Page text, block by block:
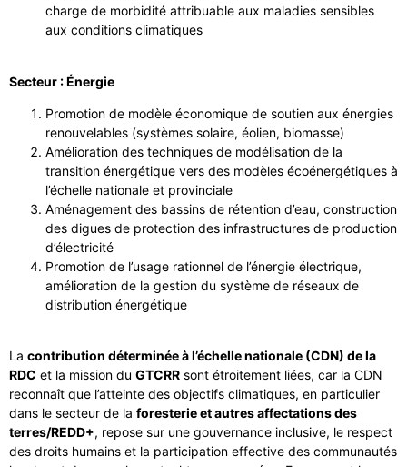
charge de morbidité attribuable aux maladies sensibles
aux conditions climatiques
Secteur : Énergie
Promotion de modèle économique de soutien aux énergies
renouvelables (systèmes solaire, éolien, biomasse)
Amélioration des techniques de modélisation de la
transition énergétique vers des modèles écoénergétiques à
l’échelle nationale et provinciale
Aménagement des bassins de rétention d’eau, construction
des digues de protection des infrastructures de production
d’électricité
Promotion de l’usage rationnel de l’énergie électrique,
amélioration de la gestion du système de réseaux de
distribution énergétique
La contribution déterminée à l’échelle nationale (CDN) de la
RDC et la mission du GTCRR sont étroitement liées, car la CDN
reconnaît que l’atteinte des objectifs climatiques, en particulier
dans le secteur de la foresterie et autres affectations des
terres/REDD+, repose sur une gouvernance inclusive, le respect
des droits humains et la participation effective des communautés